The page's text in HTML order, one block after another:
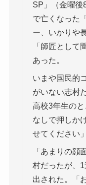
SP」（金曜後
で亡くなった
ー、いかりや
「師匠として
あった。
いまや国民的
がいない志村
高校3年生の
なしで押しか
せてください
「あまりの顔
村だったが、
出された。「